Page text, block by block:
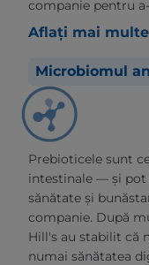
companie pentru
Aflați mai multe
Microbiomul
Prebioticele sunt
intestinale — și pot
sănătate și
companie. După
Hill's au stabilit că
numai sănătatea